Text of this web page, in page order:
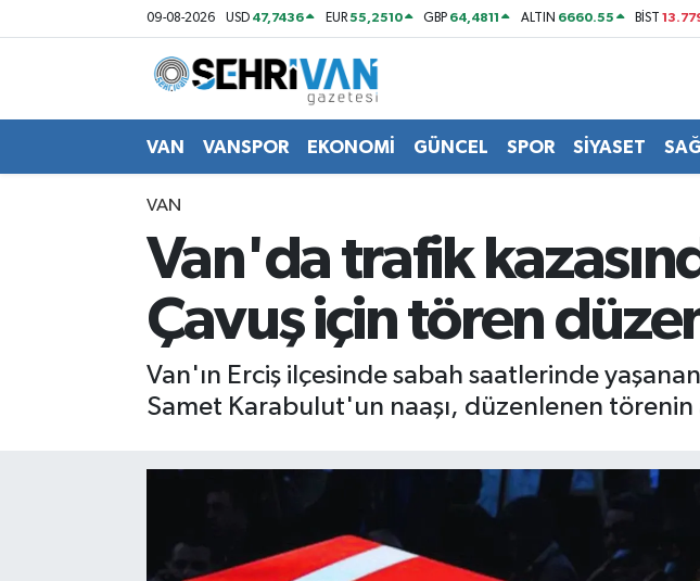
09-08-2026 USD 47,7436 EUR55,2510 GBP 64,4811 ALTIN 6660.55 BİST
VAN VANSPOR EKONOMİ GÜNCEL SPOR SİYASET
VAN
Van'da trafik
Çavuş için tören
Van'ın Erciş ilçesinde sabah saatlerinde
Samet Karabulut'un naaşı, düzenlenen
Van Nöbetçi Eczaneler
Van Hava Durumu
Van Trafik Yoğunluk Haritası
Süper Lig Puan Durumu ve Fikstür
Son Dakika Haberleri
Haber Arşivi